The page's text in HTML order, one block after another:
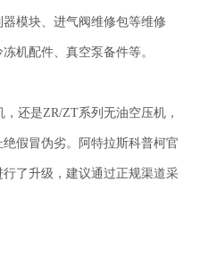
模块、进气阀维修包等维修
机配件、真空泵备件等。
还是ZR/ZT系列无油空压机，
假冒伪劣。阿特拉斯科普柯官
了升级，建议通过正规渠道采